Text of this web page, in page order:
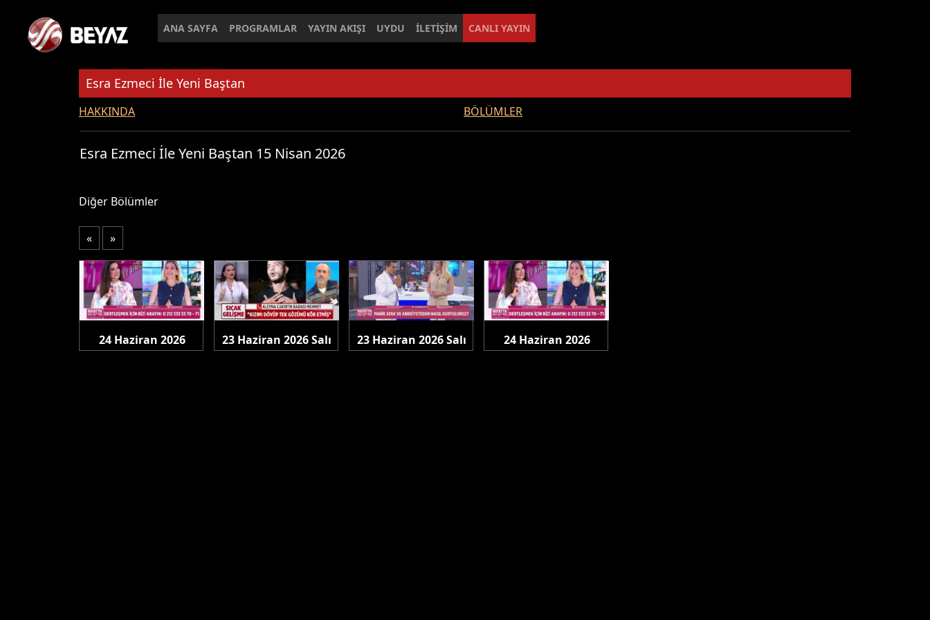
ANA SAYFA PROGRAMLAR YAYIN AKIŞI UYDU İLETİŞİM CANLI YAYIN
Esra Ezmeci İle Yeni Baştan
HAKKINDA BÖLÜMLER
Esra Ezmeci İle Yeni Baştan 15 Nisan 2026
Diğer Bölümler
« »
24 Haziran 2026
23 Haziran 2026 Salı 23 Haziran 2026 Salı
24 Haziran 2026